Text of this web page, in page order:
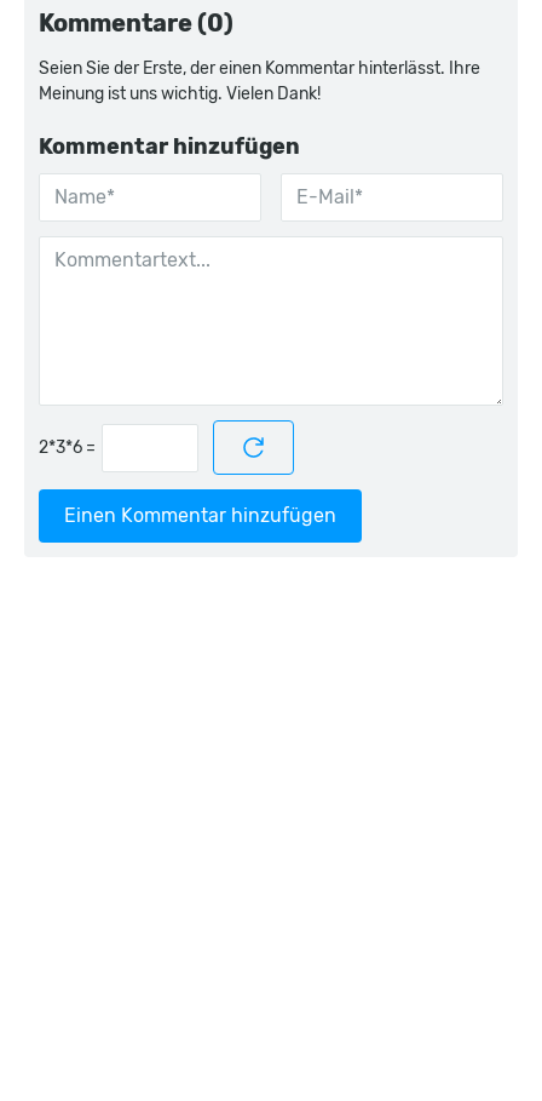
Kommentare (0)
Seien Sie der Erste, der einen Kommentar hinterlässt. Ihre
Meinung ist uns wichtig. Vielen Dank!
Kommentar hinzufügen
=
Einen Kommentar hinzufügen